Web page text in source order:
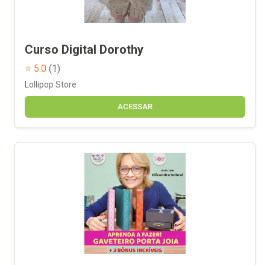
Curso Digital Dorothy
⭐ 5.0 (1)
Lollipop Store
ACESSAR